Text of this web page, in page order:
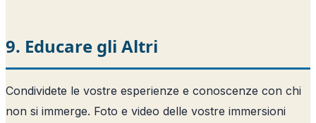
9. Educare gli Altri
Condividete le vostre esperienze e conoscenze con chi
non si immerge. Foto e video delle vostre immersioni